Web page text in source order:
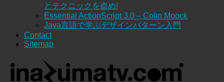
とテクニックを盗め!
Essential ActionScript 3.0 – Colin Moock
Java言語で学ぶデザインパターン入門
Contact
Sitemap